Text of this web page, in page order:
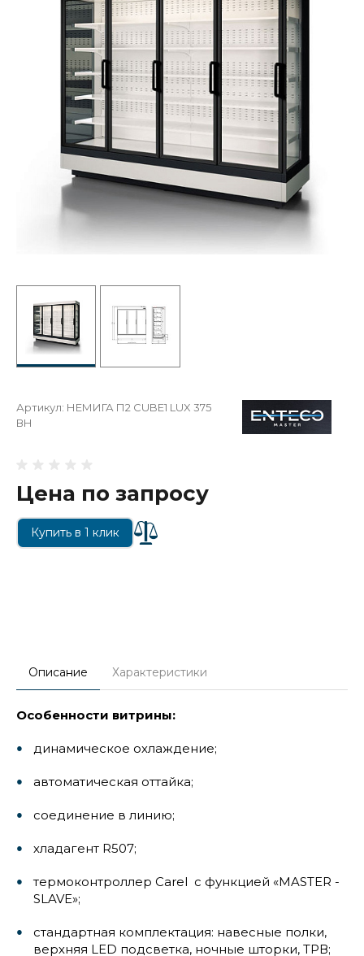
Артикул: НЕМИГА П2 CUBE1 LUX 375
ВН
Цена по запросу
Купить в 1 клик
Описание Характеристики
Особенности витрины:
динамическое охлаждение;
автоматическая оттайка;
соединение в линию;
хладагент R507;
термоконтроллер Carel с функцией «MASTER -
SLAVE»;
стандартная комплектация: навесные полки,
верхняя LED подсветка, ночные шторки, ТРВ;